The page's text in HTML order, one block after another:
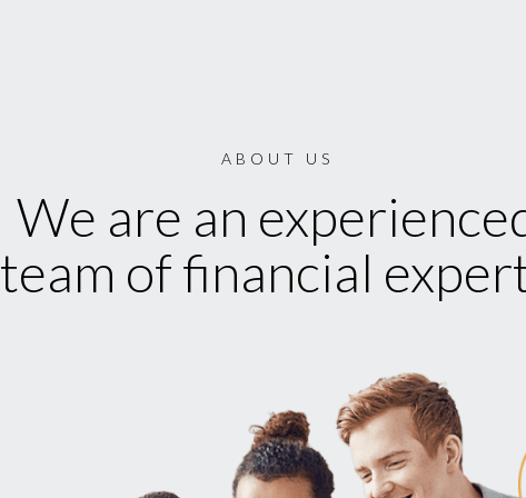
ABOUT US
We are an
team of financial